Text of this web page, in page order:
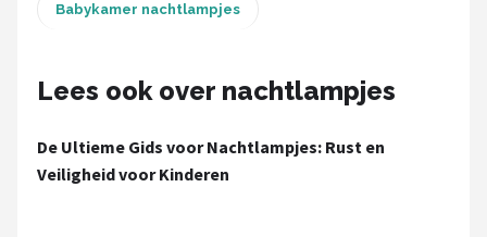
Babykamer nachtlampjes
Lees ook over nachtlampjes
De Ultieme Gids voor Nachtlampjes: Rust en
Veiligheid voor Kinderen